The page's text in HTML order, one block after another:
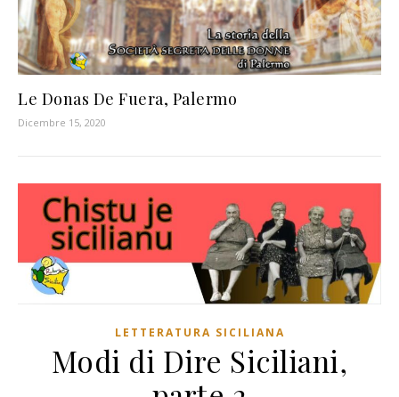
Le Donas De Fuera, Palermo
Dicembre 15, 2020
LETTERATURA SICILIANA
Modi di Dire Siciliani,